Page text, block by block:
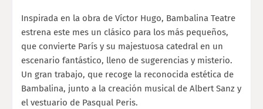
Inspirada en la obra de Víctor Hugo, Bambalina Teatre
estrena este mes un clásico para los más pequeños,
que convierte París y su majestuosa catedral en un
escenario fantástico, lleno de sugerencias y misterio.
Un gran trabajo, que recoge la reconocida estética de
Bambalina, junto a la creación musical de Albert Sanz y
el vestuario de Pasqual Peris.